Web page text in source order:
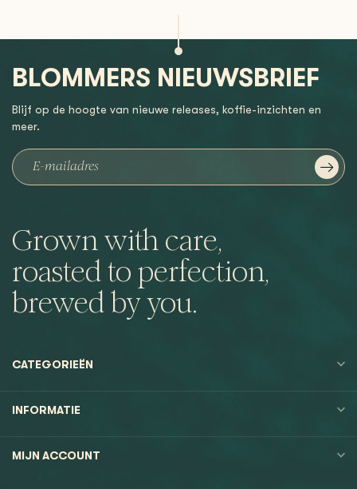
Grown with care,
roasted to perfection,
brewed by you.
BLOMMERS NIEUWSBRIEF
Blijf op de hoogte van nieuwe releases, koffie-inzichten en
meer.
CATEGORIEËN
INFORMATIE
MIJN ACCOUNT